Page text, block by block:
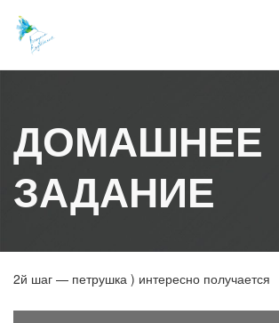
content
ДОМАШНЕЕ
ЗАДАНИЕ
2й шаг — петрушка ) интересно получается